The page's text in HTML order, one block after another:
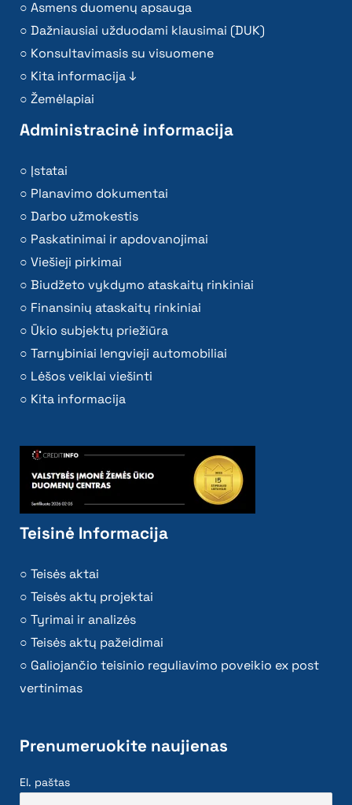
Asmens duomenų apsauga
Dažniausiai užduodami klausimai (DUK)
Konsultavimasis su visuomene
Kita informacija ↓
Žemėlapiai
Administracinė informacija
Įstatai
Planavimo dokumentai
Darbo užmokestis
Paskatinimai ir apdovanojimai
Viešieji pirkimai
Biudžeto vykdymo ataskaitų rinkiniai
Finansinių ataskaitų rinkiniai
Ūkio subjektų priežiūra
Tarnybiniai lengvieji automobiliai
Lėšos veiklai viešinti
Kita informacija
Teisinė Informacija
Teisės aktai
Teisės aktų projektai
Tyrimai ir analizės
Teisės aktų pažeidimai
Galiojančio teisinio reguliavimo poveikio ex post
vertinimas
Prenumeruokite naujienas
El. paštas